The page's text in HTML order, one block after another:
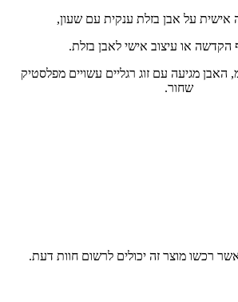
אישית על אבן בזלת ענקית עם שעון,
הקדשה או עיצוב אישי לאבן בזלת.
האבן 26-40 ס”מ, האבן מגיעה עם זוג רגליים עשויים מפלסטיק
שחור.
רכשו מוצר זה יכולים לרשום חוות דעת.